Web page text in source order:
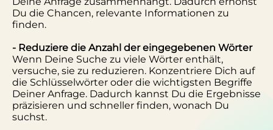
Du die Chancen, relevante Informationen zu
finden.
- Reduziere die Anzahl der eingegebenen Wörter
Wenn Deine Suche zu viele Wörter enthält,
versuche, sie zu reduzieren. Konzentriere Dich auf
die Schlüsselwörter oder die wichtigsten Begriffe
Deiner Anfrage. Dadurch kannst Du die Ergebnisse
präzisieren und schneller finden, wonach Du
suchst.